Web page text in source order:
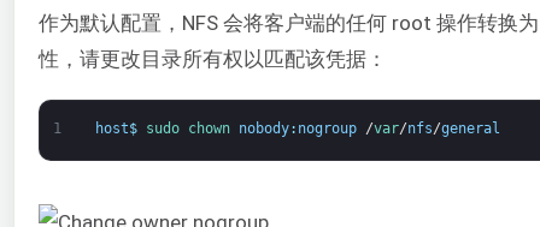
作为默认配置，NFS 会将客户端的任何 root 操作转换
性，请更改目录所有权以匹配该凭据：
1 host$ sudo chown nobody: nogroup /var/nfs/general